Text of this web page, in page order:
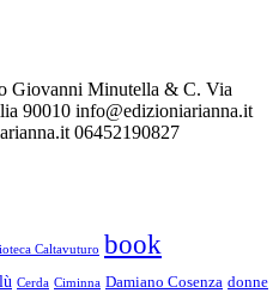
Giovanni Minutella & C. Via
90010 info@edizioniarianna.it
06452190827
Caltavuturo book
Cerda Ciminna Damiano Cosenza donne